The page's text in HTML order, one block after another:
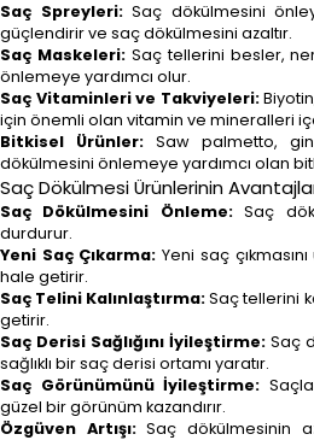
Saç Spreyleri:Saç dökülmesini
güçlendirir ve saç dökülmesini azaltır.
Saç Maskeleri:Saç tellerini besler,
önlemeye yardımcı olur.
Saç Vitaminleri ve Takviyeleri:
için önemli olan vitamin ve mineralleri
Bitkisel Ürünler:Saw palmetto,
dökülmesini önlemeye yardımcı olan
Saç Dökülmesi Ürünlerinin
Saç Dökülmesini Önleme:Saç
durdurur.
Yeni Saç Çıkarma: Yeni saç
hale getirir.
Saç Telini Kalınlaştırma:Saç tellerini
getirir.
Saç Derisi Sağlığını İyileştirme: Saç
sağlıklı bir saç derisi ortamı yaratır.
Saç Görünümünü İyileştirme:
güzel bir görünüm kazandırır.
Özgüven Artışı:Saç dökülmesinin